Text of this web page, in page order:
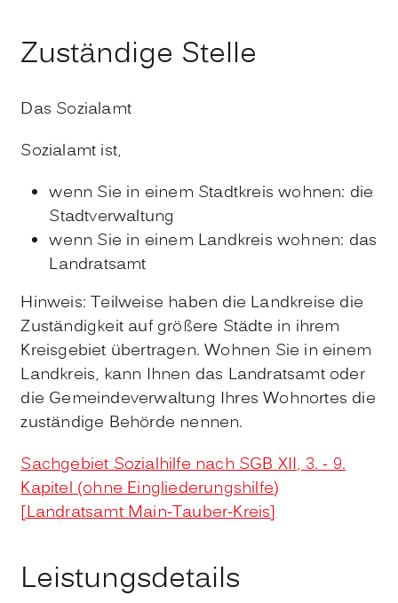
Zuständige Stelle
Das Sozialamt
Sozialamt ist,
wenn Sie in einem Stadtkreis wohnen: die
Stadtverwaltung
wenn Sie in einem Landkreis wohnen: das
Landratsamt
Hinweis: Teilweise haben die Landkreise die
Zuständigkeit auf größere Städte in ihrem
Kreisgebiet übertragen. Wohnen Sie in einem
Landkreis, kann Ihnen das Landratsamt oder
die Gemeindeverwaltung Ihres Wohnortes die
zuständige Behörde nennen.
Sachgebiet Sozialhilfe nach SGB XII, 3. - 9.
Kapitel (ohne Eingliederungshilfe)
[Landratsamt Main-Tauber-Kreis]
Leistungsdetails